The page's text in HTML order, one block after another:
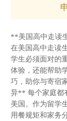
**美国高中走读
在美国高中走读
学生必须面对的
体验，还能帮助
巧，助你与寄宿
异** 每个家庭都
美国。作为留学
用餐规矩和家务